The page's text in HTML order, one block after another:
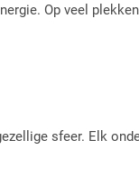
Op veel
sfeer. Elk